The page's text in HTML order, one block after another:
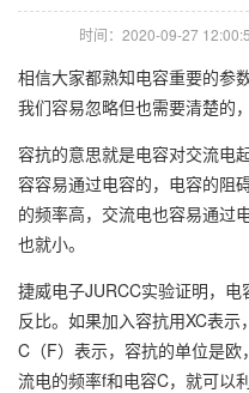
时间：2020-09-27
相信大家都熟知电容重要的参
我们容易忽略但也需要清楚的
容抗的意思就是电容对交流电
容容易通过电容的，电容的阻
的频率高，交流电也容易通过
也就小。
捷威电子JURCC实验证明，
反比。如果加入容抗用XC表
C（F）表示，容抗的单位是
流电的频率f和电容C，就可以